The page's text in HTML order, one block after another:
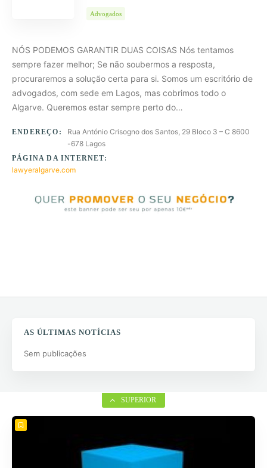
Advogados
NÓS PODEMOS GARANTIR DUAS COISAS Nós tentamos
sempre fazer melhor; Se não soubermos a resposta,
procuraremos a solução certa para si. Somos um escritório de
advogados, com sede em Lagos, mas cobrimos todo o
Algarve. Queremos estar sempre perto do…
ENDEREÇO:
Rua António Crisogno dos Santos, 29 Bloco 3 – C 8600
-678 Lagos
PÁGINA DA INTERNET:
lawyeralgarve.com
AS ÚLTIMAS NOTÍCIAS
Sem publicações
SUPERIOR